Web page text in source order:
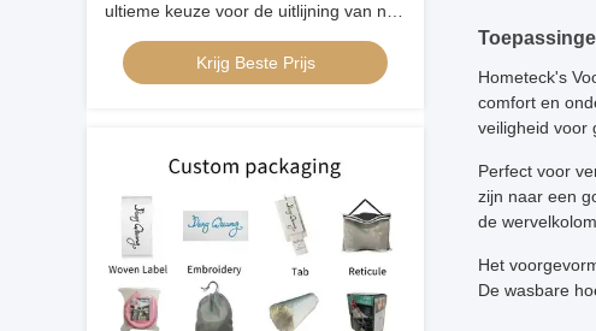
ultieme keuze voor de uitlijning van nek
en hoofd bij rugslapers
Krijg Beste Prijs
Hometeck's
comfort en
veiligheid voor
Perfect voor
zijn naar een
de
Het
De wasbare